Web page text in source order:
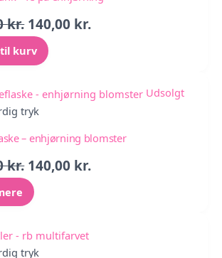
kr. Den
oprindelige
pris
150,00 kr..
140,00 kr.Den
140,00 kr..
kurv
Udsolgt
tryk
– enhjørning blomster
kr. Den
oprindelige
pris
150,00 kr..
140,00 kr.Den
tryk